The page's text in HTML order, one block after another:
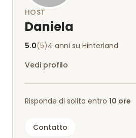
HOST
Daniela
5.0(5)4 anni su Hinterland
Vedi profilo
Risponde di solito entro 10 ore
Contatto